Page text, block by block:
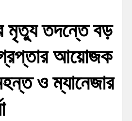
মৃত্যু তদন্তে বড়
আয়োজক
ও ম্যানেজার